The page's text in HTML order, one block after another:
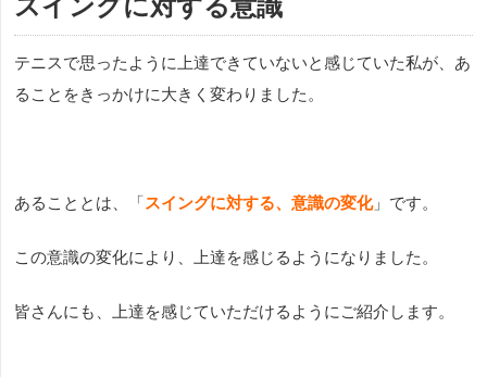
スイングに対する意識
テニスで思ったように上達できていないと感じていた私が、あ
ることをきっかけに大きく変わりました。
あることとは、「スイングに対する、意識の変化」です。
この意識の変化により、上達を感じるようになりました。
皆さんにも、上達を感じていただけるようにご紹介します。